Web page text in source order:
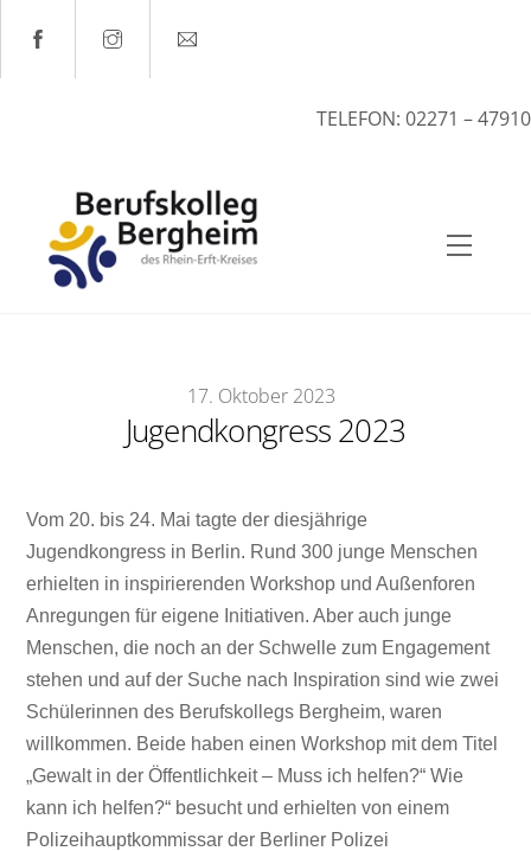
content
TELEFON: 02271 – 47910
Menu
17. Oktober 2023
Jugendkongress 2023
Vom 20. bis 24. Mai tagte der diesjährige
Jugendkongress in Berlin. Rund 300 junge Menschen
erhielten in inspirierenden Workshop und Außenforen
Anregungen für eigene Initiativen. Aber auch junge
Menschen, die noch an der Schwelle zum Engagement
stehen und auf der Suche nach Inspiration sind wie zwei
Schülerinnen des Berufskollegs Bergheim, waren
willkommen. Beide haben einen Workshop mit dem Titel
„Gewalt in der Öffentlichkeit – Muss ich helfen?“ Wie
kann ich helfen?“ besucht und erhielten von einem
Polizeihauptkommissar der Berliner Polizei